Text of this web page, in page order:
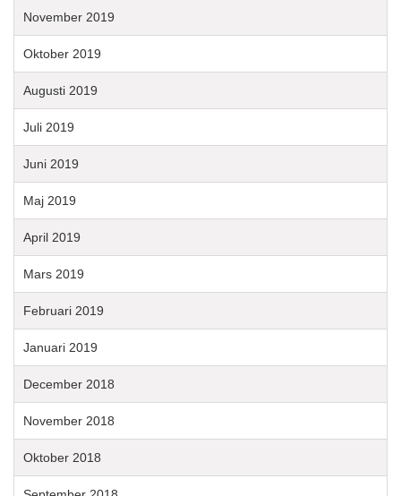
November 2019
Oktober 2019
Augusti 2019
Juli 2019
Juni 2019
Maj 2019
April 2019
Mars 2019
Februari 2019
Januari 2019
December 2018
November 2018
Oktober 2018